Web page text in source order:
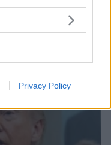
Privacy Policy
και μαζική ροή